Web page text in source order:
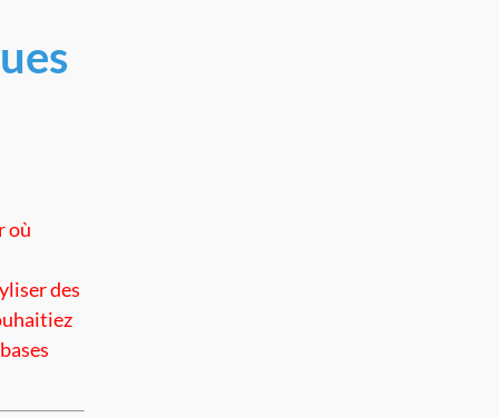
où
des